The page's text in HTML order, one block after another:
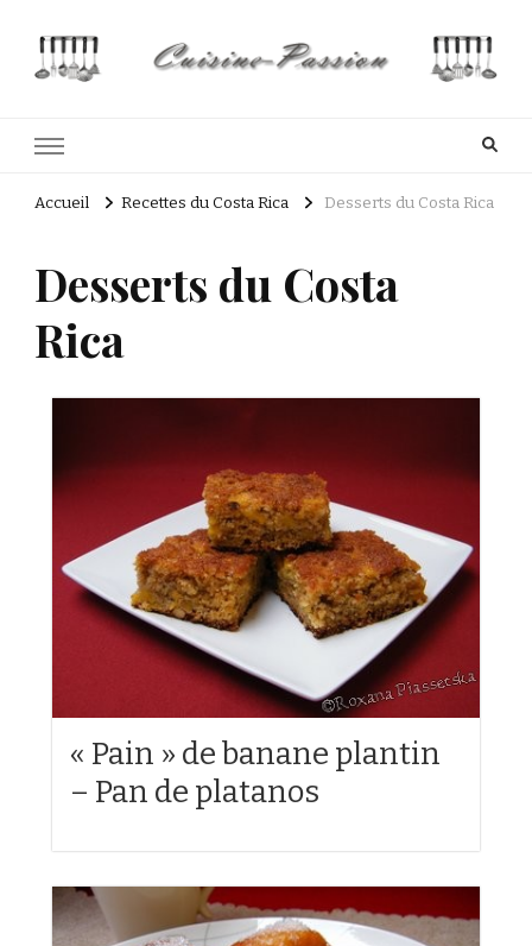
Accueil Recettes du Costa Rica Desserts du Costa Rica
Desserts du Costa
Rica
« Pain » de banane plantin
– Pan de platanos